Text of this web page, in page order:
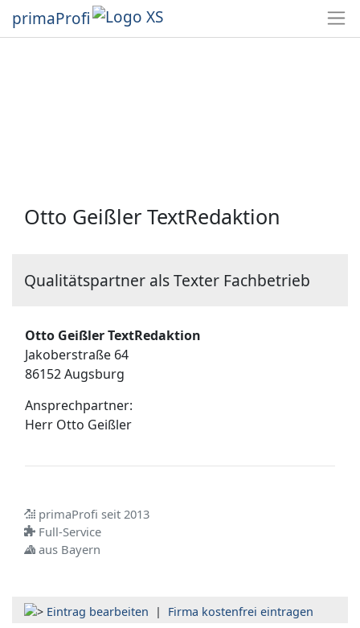
primaProfi
Otto Geißler TextRedaktion
Qualitätspartner als Texter Fachbetrieb
Otto Geißler TextRedaktion
Jakoberstraße 64
86152 Augsburg
Ansprechpartner:
Herr Otto Geißler
primaProfi seit 2013
Full-Service
aus Bayern
Eintrag bearbeiten | Firma kostenfrei eintragen